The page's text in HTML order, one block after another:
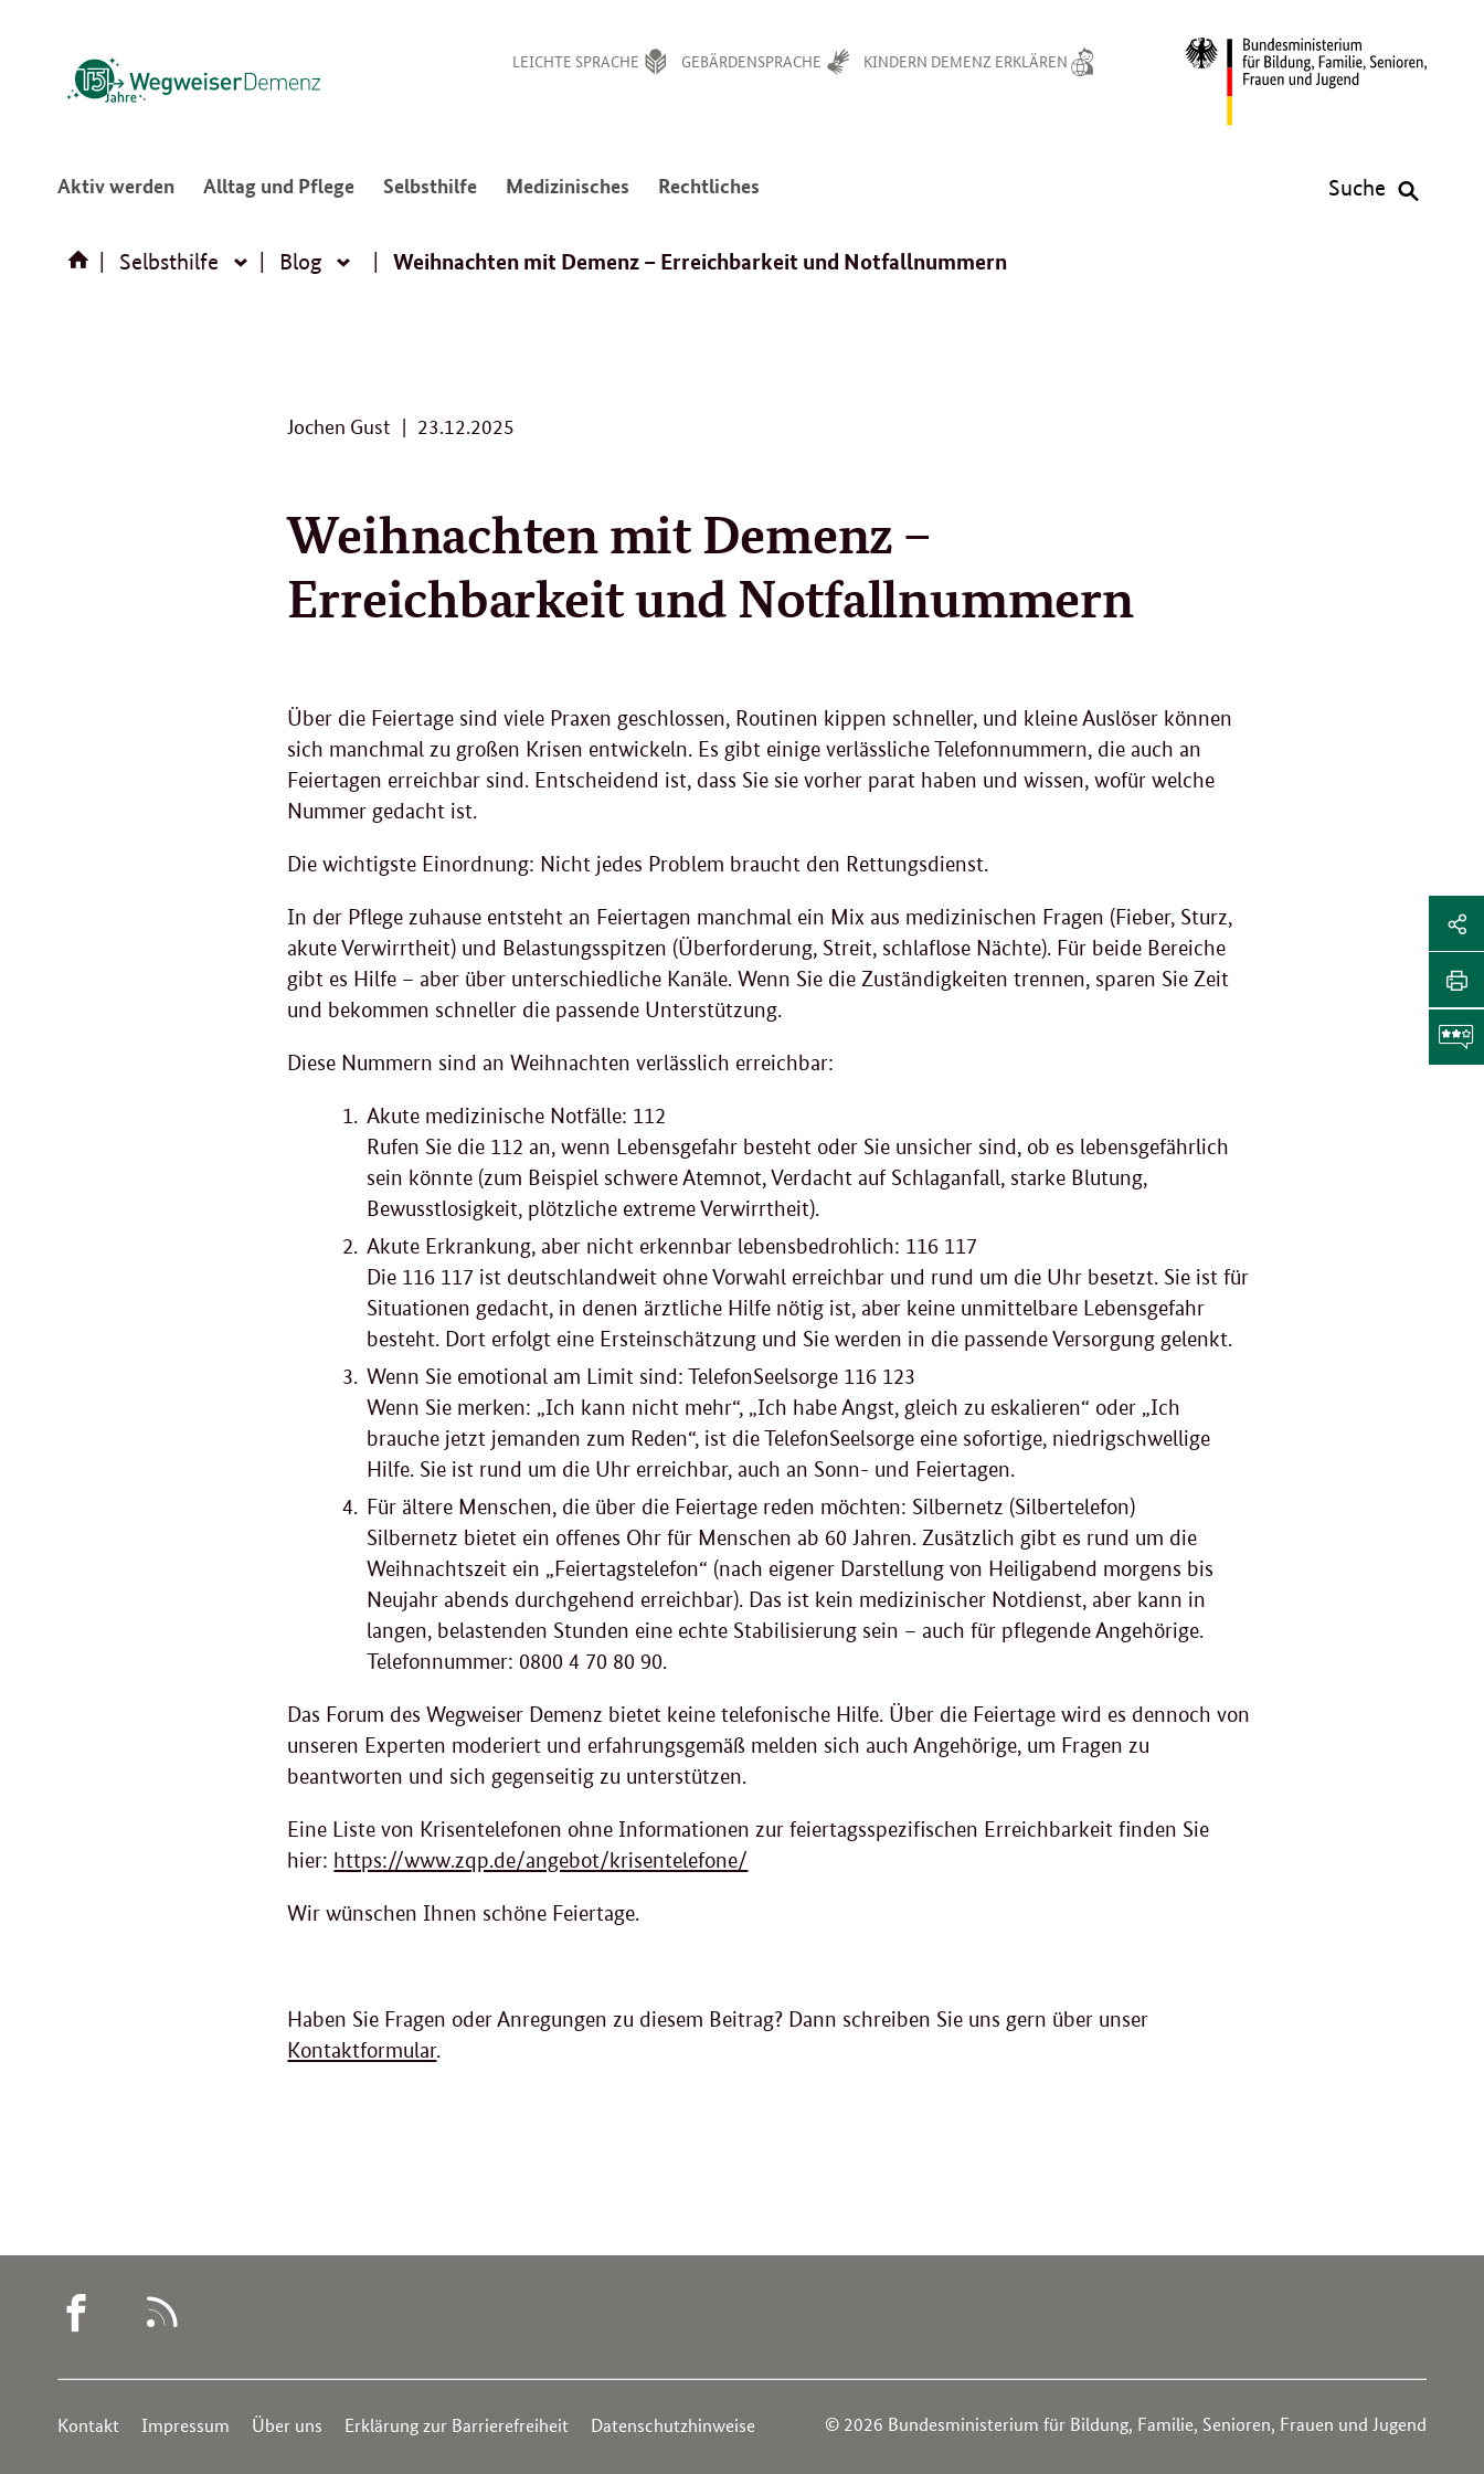
LEICHTE SPRACHE GEBÄRDENSPRACHE KINDERN DEMENZ ERKLÄREN
Aktiv werden:
öffnen/schließen
Alltag und Pflege:
öffnen/schließen
Selbsthilfe:
öffnen/schließen
Medizinisches
öffnen/schließen
Rechtliches
öffnen/schließen
Suche
Selbsthilfe Selbsthilfe
Blog BlogWeihnachten mit Demenz – Erreichbarkeit und Notfallnummern
Jochen Gust 23.12.2025
.
2
2
5
Weihnachten mit Demenz –
Erreichbarkeit und Notfallnummern
Über die Feiertage sind viele Praxen geschlossen, Routinen kippen schneller, und kleine Auslöser können
sich manchmal zu großen Krisen entwickeln. Es gibt einige verlässliche Telefonnummern, die auch an
Feiertagen erreichbar sind. Entscheidend ist, dass Sie sie vorher parat haben und wissen, wofür welche
Nummer gedacht ist.
Die wichtigste Einordnung: Nicht jedes Problem braucht den Rettungsdienst.
In der Pflege zuhause entsteht an Feiertagen manchmal ein Mix aus medizinischen Fragen (Fieber, Sturz,
akute Verwirrtheit) und Belastungsspitzen (Überforderung, Streit, schlaflose Nächte). Für beide Bereiche
gibt es Hilfe – aber über unterschiedliche Kanäle. Wenn Sie die Zuständigkeiten trennen, sparen Sie Zeit
und bekommen schneller die passende Unterstützung.
Diese Nummern sind an Weihnachten verlässlich erreichbar:
Akute medizinische Notfälle: 112
Rufen Sie die 112 an, wenn Lebensgefahr besteht oder Sie unsicher sind, ob es lebensgefährlich
sein könnte (zum Beispiel schwere Atemnot, Verdacht auf Schlaganfall, starke Blutung,
Bewusstlosigkeit, plötzliche extreme Verwirrtheit).
Akute Erkrankung, aber nicht erkennbar lebensbedrohlich: 116 117
Die 116 117 ist deutschlandweit ohne Vorwahl erreichbar und rund um die Uhr besetzt. Sie ist für
Situationen gedacht, in denen ärztliche Hilfe nötig ist, aber keine unmittelbare Lebensgefahr
besteht. Dort erfolgt eine Ersteinschätzung und Sie werden in die passende Versorgung gelenkt.
Wenn Sie emotional am Limit sind: TelefonSeelsorge 116 123
Wenn Sie merken: „Ich kann nicht mehr“, „Ich habe Angst, gleich zu eskalieren“ oder „Ich
brauche jetzt jemanden zum Reden“, ist die TelefonSeelsorge eine sofortige, niedrigschwellige
Hilfe. Sie ist rund um die Uhr erreichbar, auch an Sonn- und Feiertagen.
Für ältere Menschen, die über die Feiertage reden möchten: Silbernetz (Silbertelefon)
Silbernetz bietet ein offenes Ohr für Menschen ab 60 Jahren. Zusätzlich gibt es rund um die
Weihnachtszeit ein „Feiertagstelefon“ (nach eigener Darstellung von Heiligabend morgens bis
Neujahr abends durchgehend erreichbar). Das ist kein medizinischer Notdienst, aber kann in
langen, belastenden Stunden eine echte Stabilisierung sein – auch für pflegende Angehörige.
Telefonnummer: 0800 4 70 80 90.
Das Forum des Wegweiser Demenz bietet keine telefonische Hilfe. Über die Feiertage wird es dennoch von
unseren Experten moderiert und erfahrungsgemäß melden sich auch Angehörige, um Fragen zu
beantworten und sich gegenseitig zu unterstützen.
Eine Liste von Krisentelefonen ohne Informationen zur feiertagsspezifischen Erreichbarkeit finden Sie
hier: https://www.zqp.de/angebot/krisentelefone/
Wir wünschen Ihnen schöne Feiertage.
Haben Sie Fragen oder Anregungen zu diesem Beitrag? Dann schreiben Sie uns gern über unser
Kontaktformular.
WEGWEISER
-
FACEBOOK
© 2026 Bundesministerium für Bildung, Familie, Senioren, Frauen und Jugend
Service
Kontakt Impressum Über uns Erklärung zur Barrierefreiheit Datenschutzhinweise